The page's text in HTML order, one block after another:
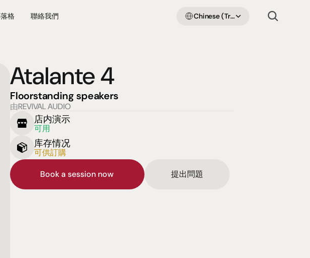
格 聯絡我們 Chinese (Traditional Han)
Atalante 4
Floorstanding speakers
由REVIVAL AUDIO
店内演示
可用
库存情况
可供訂購
Book a session now 提出問題